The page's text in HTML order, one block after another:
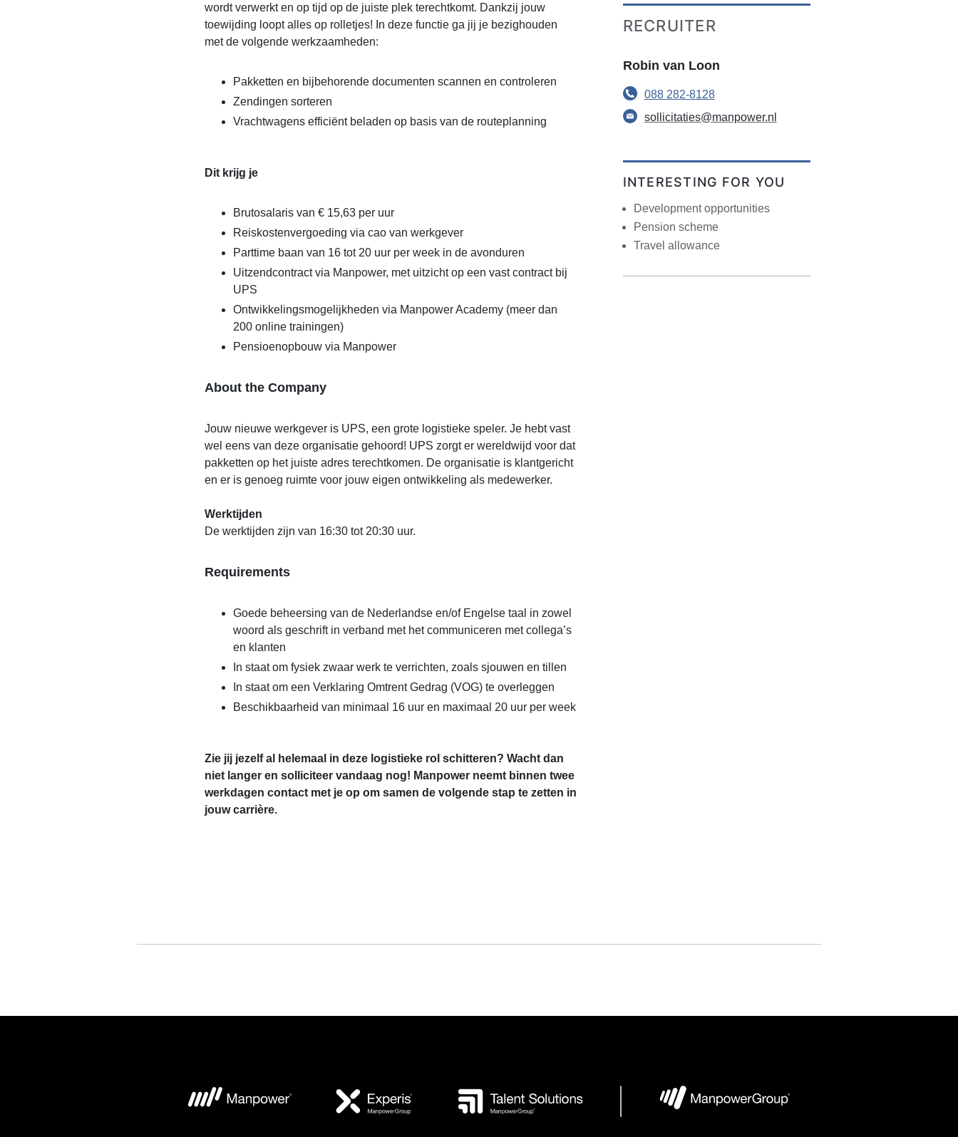
wordt verwerkt en op tijd op de juiste plek terechtkomt. Dankzij jouw
toewijding loopt alles op rolletjes! In deze functie ga jij je bezighouden
met de volgende werkzaamheden:
Pakketten en bijbehorende documenten scannen en controleren
Zendingen sorteren
Vrachtwagens efficiënt beladen op basis van de routeplanning
Dit krijg je
Brutosalaris van € 15,63 per uur
Reiskostenvergoeding via cao van werkgever
Parttime baan van 16 tot 20 uur per week in de avonduren
Uitzendcontract via Manpower, met uitzicht op een vast contract bij
UPS
Ontwikkelingsmogelijkheden via Manpower Academy (meer dan
200 online trainingen)
Pensioenopbouw via Manpower
About the Company
Jouw nieuwe werkgever is UPS, een grote logistieke speler. Je hebt vast
wel eens van deze organisatie gehoord! UPS zorgt er wereldwijd voor dat
pakketten op het juiste adres terechtkomen. De organisatie is klantgericht
en er is genoeg ruimte voor jouw eigen ontwikkeling als medewerker.
Werktijden
De werktijden zijn van 16:30 tot 20:30 uur.
Requirements
Goede beheersing van de Nederlandse en/of Engelse taal in zowel
woord als geschrift in verband met het communiceren met collega’s
en klanten
In staat om fysiek zwaar werk te verrichten, zoals sjouwen en tillen
In staat om een Verklaring Omtrent Gedrag (VOG) te overleggen
Beschikbaarheid van minimaal 16 uur en maximaal 20 uur per week
Zie jij jezelf al helemaal in deze logistieke rol schitteren? Wacht dan
niet langer en solliciteer vandaag nog! Manpower neemt binnen twee
werkdagen contact met je op om samen de volgende stap te zetten in
jouw carrière.
RECRUITER
Robin van Loon
088 282-8128
sollicitaties@manpower.nl
INTERESTING FOR YOU
Development opportunities
Pension scheme
Travel allowance